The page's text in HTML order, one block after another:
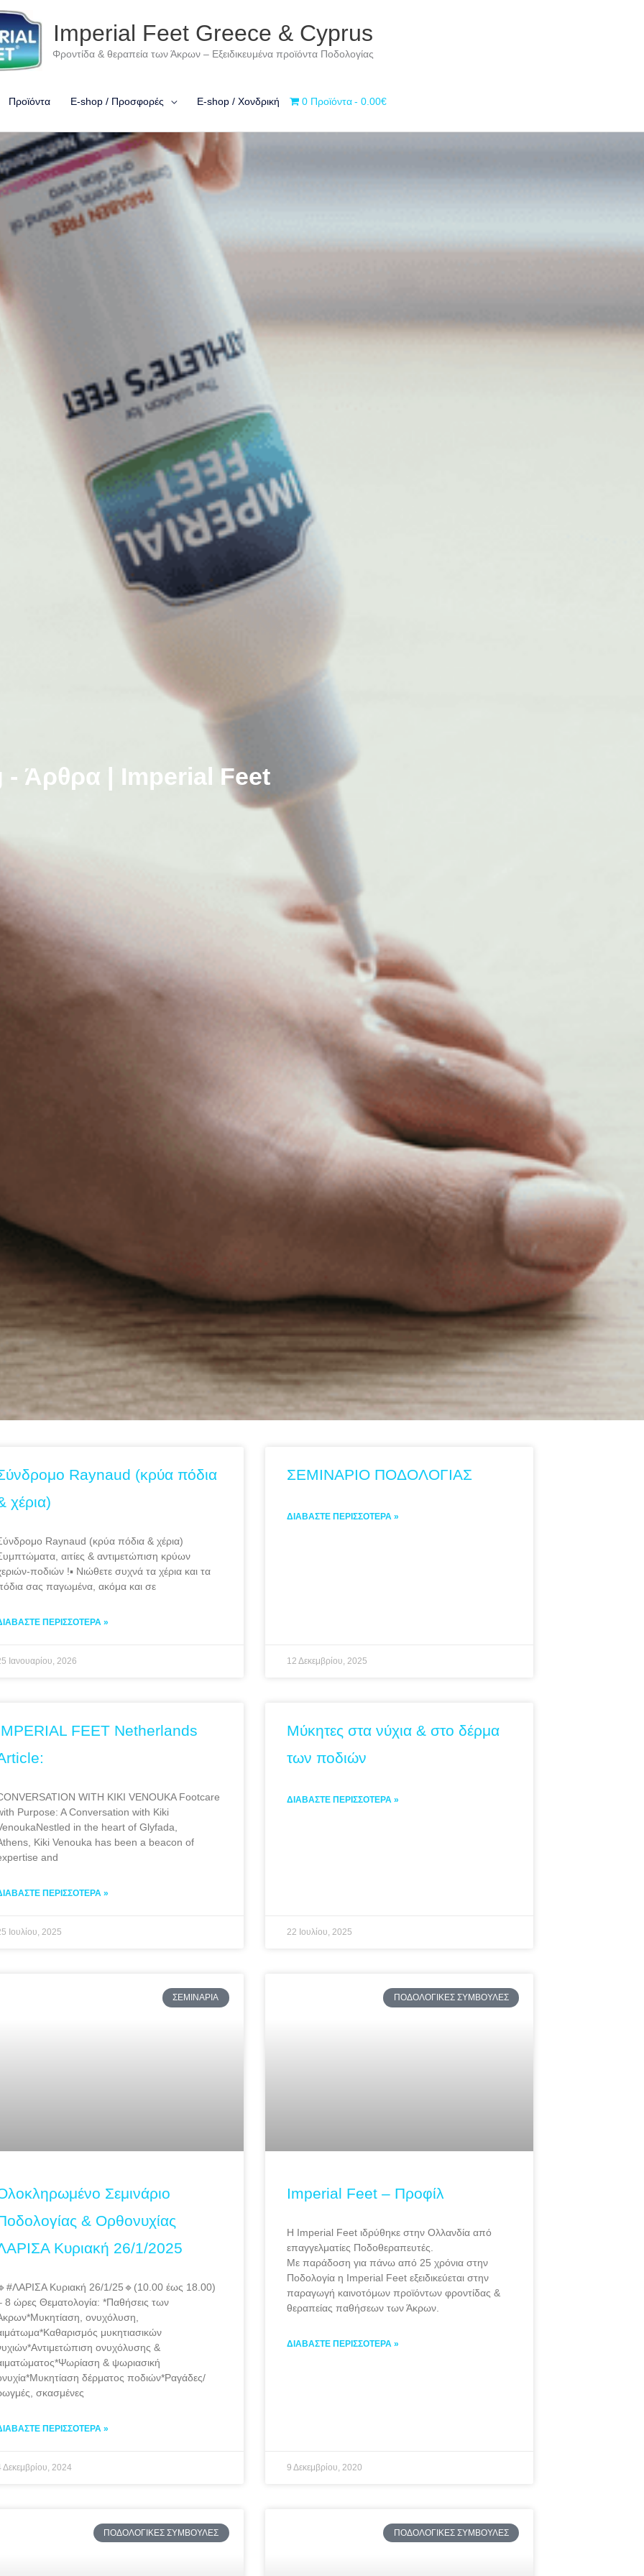
Imperial Feet Greece & Cyprus
Φροντίδα & θεραπεία των Άκρων – Εξειδικευμένα προϊόντα Ποδολογίας
Προϊόντα E-shop / Προσφορές E-shop / Χονδρική 0 Προϊόντα 0.00€
- Άρθρα | Imperial Feet
Raynaud (κρύα πόδια
χέρια)
Raynaud (κρύα πόδια & χέρια)
αιτίες & αντιμετώπιση κρύων
ποδιών !▪︎ Νιώθετε συχνά τα χέρια και τα
σας παγωμένα, ακόμα και σε
ΠΕΡΙΣΣΌΤΕΡΑ »
Ιανουαρίου, 2026
ΣΕΜΙΝΑΡΙΟ ΠΟΔΟΛΟΓΙΑΣ
ΔΙΑΒΆΣΤΕ ΠΕΡΙΣΣΌΤΕΡΑ »
12 Δεκεμβρίου, 2025
FEET Netherlands
WITH KIKI VENOUKA Footcare
Purpose: A Conversation with Kiki
in the heart of Glyfada,
Kiki Venouka has been a beacon of
and
ΠΕΡΙΣΣΌΤΕΡΑ »
Ιουλίου, 2025
Μύκητες στα νύχια & στο δέρμα
των ποδιών
ΔΙΑΒΆΣΤΕ ΠΕΡΙΣΣΌΤΕΡΑ »
22 Ιουλίου, 2025
ΣΕΜΙΝΆΡΙΑ
Σεμινάριο
& Ορθονυχίας
Κυριακή 26/1/2025
Κυριακή 26/1/25🔹️(10.00 έως 18.00)
8 ώρες Θεματολογία: *Παθήσεις των
ονυχόλυση,
μυκητιασικών
ονυχόλυσης &
& ψωριασική
δέρματος ποδιών*Ραγάδες/
σκασμένες
ΠΕΡΙΣΣΌΤΕΡΑ »
Δεκεμβρίου, 2024
ΠΟΔΟΛΟΓΙΚΈΣ ΣΥΜΒΟΥΛΈΣ
Imperial Feet – Προφίλ
Η Imperial Feet ιδρύθηκε στην Ολλανδία από
επαγγελματίες Ποδοθεραπευτές.
Με παράδοση για πάνω από 25 χρόνια στην
Ποδολογία η Imperial Feet εξειδικεύεται στην
παραγωγή καινοτόμων προϊόντων φροντίδας &
θεραπείας παθήσεων των Άκρων.
ΔΙΑΒΆΣΤΕ ΠΕΡΙΣΣΌΤΕΡΑ »
9 Δεκεμβρίου, 2020
ΠΟΔΟΛΟΓΙΚΈΣ ΣΥΜΒΟΥΛΈΣ ΠΟΔΟΛΟΓΙΚΈΣ ΣΥΜΒΟΥΛΈΣ